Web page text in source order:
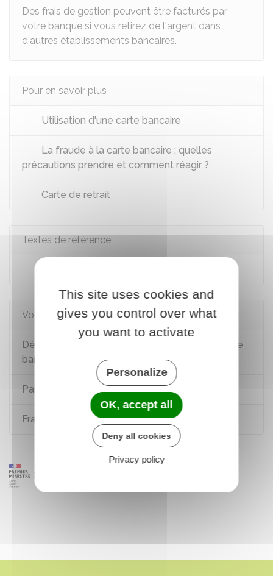
Des frais de gestion peuvent être facturés par
votre banque si vous retirez de l'argent dans
d'autres établissements bancaires.
Pour en savoir plus
Utilisation d'une carte bancaire
La fraude à la carte bancaire : quelles
précautions prendre et comment réagir ?
Carte de retrait
Textes de référence
Code monétaire et financier : article D312-5
Voir aussi
Délivrance, renouvellement et retrait d'une carte
bancaire
Paiement par carte bancaire
Fraude à la carte bancaire
This site uses cookies and
gives you control over what
you want to activate
Personalize
OK, accept all
Deny all cookies
Privacy policy